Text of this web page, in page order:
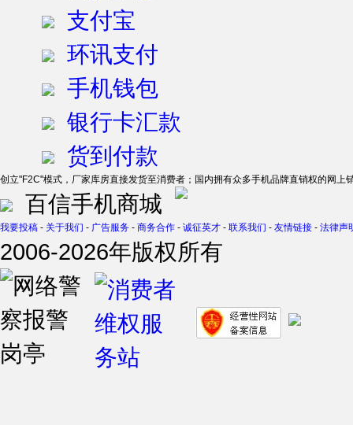
支付宝
环讯支付
手机钱包
银行卡汇款
货到付款
创立"F2C"模式，厂家库房直接发货至消费者；国内拥有众多手机品牌直销权的网上
百信手机商城
我要投稿 - 关于我们 - 广告服务 - 商务合作 - 诚征英才 - 联系我们 - 友情链接 - 法律声
2006-2026年版权所有